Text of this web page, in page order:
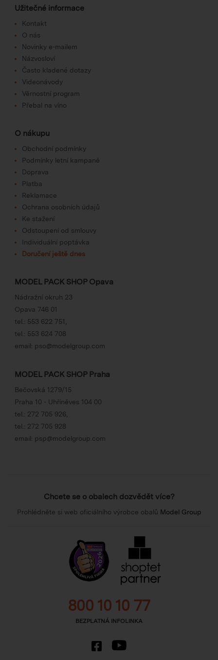
Užitečné informace
Kontakt
O nás
Novinky e-mailem
Názvosloví
Často kladené dotazy
Videonávody
Věrnostní program
Přebal na víno
O nákupu
Obchodní podmínky
Podmínky letní kampaně
Doprava
Platba
Reklamace
Ochrana osobních údajů
Ke stažení
Odstoupení od smlouvy
Individuální poptávka
Doručení ještě dnes
MODEL PACK SHOP Opava
Nádražní okruh 23
Opava 746 01
tel.: 553 622 751
tel.: 553 624 708
email: pso@modelgroup.com
MODEL PACK SHOP Praha
Bečovská 1279/15
Praha 10 - Uhříněves 104 00
tel.: 272 705 926
tel.: 272 705 928
email: psp@modelgroup.com
Chcete se o obalech dozvědět více?
Prohlédněte si web oficiálního výrobce obalů Model Group
800 10 10 77
BEZPLATNÁ INFOLINKA